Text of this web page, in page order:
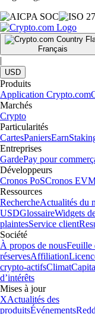
Français
|
USD
Produits
Application Crypto.com
Marchés
Crypto
Particularités
CartesPaniersEarn
Entreprises
GardePay pour
Développeurs
Cronos PoSCronos
Ressources
RechercheActualités du
USDGlossaireWidgets
plaintesService client
Société
À propos de nousFeuille
réservesAffiliation
crypto-actifsClimat
d’intérêts
Mises à jour
XActualités des
produitsÉvénements